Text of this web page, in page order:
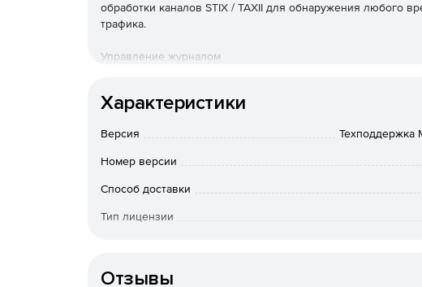
обработки каналов STIX / TAXII для обнаружения любого
трафика.
Управление журналом
методы сбора журналов, настраиваемый анализ
EventLog Analyzer позволяет выполнять аудит всех
журналов.
EventLog Analyzer отслеживает все важные сетевые
Характеристики
Версия Техподдержка
Номер версии
Способ доставки
Тип лицензии
Отзывы